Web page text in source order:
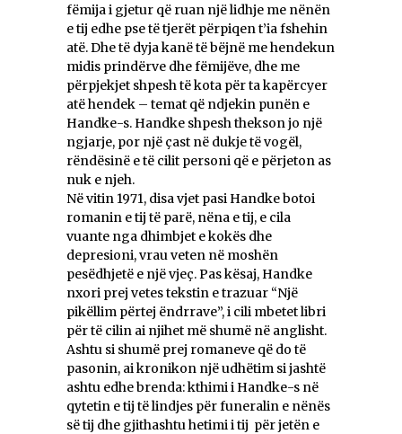
fëmija i gjetur që ruan një lidhje me nënën
e tij edhe pse të tjerët përpiqen t’ia fshehin
atë. Dhe të dyja kanë të bëjnë me hendekun
midis prindërve dhe fëmijëve, dhe me
përpjekjet shpesh të kota për ta kapërcyer
atë hendek – temat që ndjekin punën e
Handke-s. Handke shpesh thekson jo një
ngjarje, por një çast në dukje të vogël,
rëndësinë e të cilit personi që e përjeton as
nuk e njeh.
Në vitin 1971, disa vjet pasi Handke botoi
romanin e tij të parë, nëna e tij, e cila
vuante nga dhimbjet e kokës dhe
depresioni, vrau veten në moshën
pesëdhjetë e një vjeç. Pas kësaj, Handke
nxori prej vetes tekstin e trazuar “Një
pikëllim përtej ëndrrave”, i cili mbetet libri
për të cilin ai njihet më shumë në anglisht.
Ashtu si shumë prej romaneve që do të
pasonin, ai kronikon një udhëtim si jashtë
ashtu edhe brenda: kthimi i Handke-s në
qytetin e tij të lindjes për funeralin e nënës
së tij dhe gjithashtu hetimi i tij për jetën e